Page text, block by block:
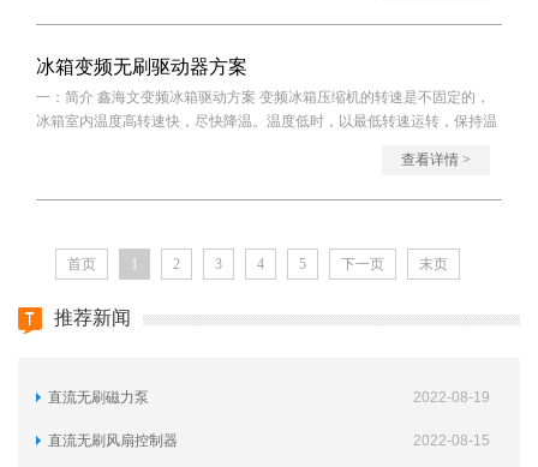
冰箱变频无刷驱动器方案
一：简介 鑫海文变频冰箱驱动方案 变频冰箱压缩机的转速是不固定的，
冰箱室内温度高转速快，尽快降温。温度低时，以最低转速运转，保持温
查看详情 >
首页 1 2 3 4 5 下一页 末页
推荐新闻
2022-08-19
直流无刷磁力泵
2022-08-15
直流无刷风扇控制器